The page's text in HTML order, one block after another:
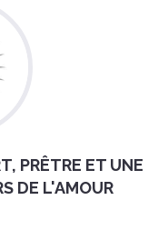
PRÊTRE ET UNE
DE L'AMOUR